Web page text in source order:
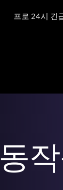
프로 24시 긴
동